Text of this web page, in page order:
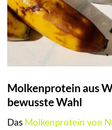
Molkenprotein aus
bewusste Wahl
Das Molkenprotein von